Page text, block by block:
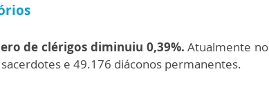
de clérigos diminuiu 0,39%. Atualmente no
e 49.176 diáconos permanentes.